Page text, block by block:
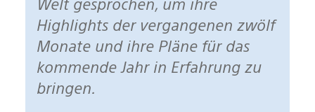
Highlights der vergangenen zwölf
Monate und ihre Pläne für das
kommende Jahr in Erfahrung zu
bringen.